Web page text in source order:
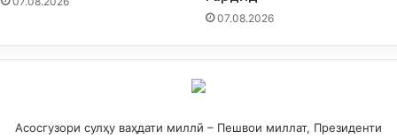
07.08.2026
Асосгузори сулҳу ваҳдати миллӣ – Пешвои миллат, Президенти